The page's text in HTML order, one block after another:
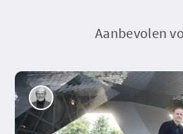
Aanbevolen